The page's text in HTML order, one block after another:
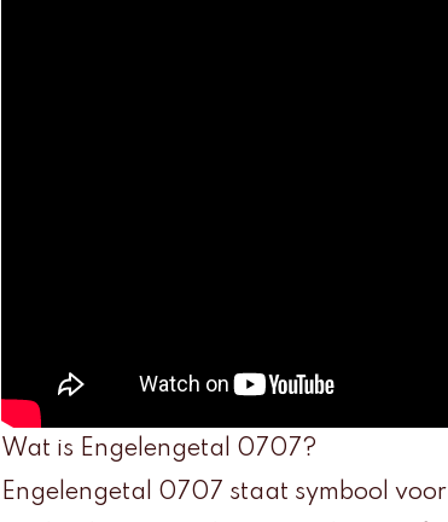
Wat is Engelengetal 0707?
Engelengetal 0707 staat symbool voor